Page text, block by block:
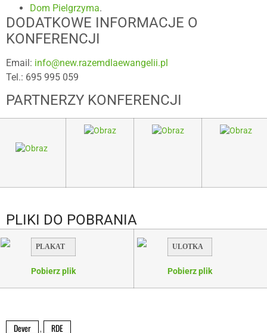
Dom Pielgrzyma.
DODATKOWE INFORMACJE O
KONFERENCJI
Email: info@new.razemdlaewangelii.pl
Tel.: 695 995 059
PARTNERZY KONFERENCJI
​PLIKI DO POBRANIA
PLAKAT
Pobierz plik
ULOTKA
Pobierz plik
Dever , RDE